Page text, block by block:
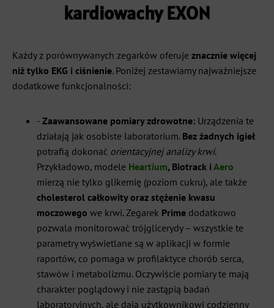
kardiowachy EXON
Każdy z porównywanych zegarków oferuje znacznie więcej
niż tylko EKG i ciśnienie. Poniżej zestawiamy najważniejsze
dodatkowe funkcjonalności:
- Zaawansowane pomiary zdrowotne: Urządzenia te
działają jak osobiste laboratorium. Bez żadnych igieł
potrafią dokonać orientacyjnej analizy krwi.
Przykładowo, modele Heartium, Biotrack i Aero
mierzą nie tylko glikemię (poziom cukru), ale także
cholesterol całkowity oraz stężenie kwasu
moczowego we krwi. Zegarek Prime dodatkowo
pozwala monitorować trójglicerydy – wszystkie te
parametry wyświetlane są w aplikacji w formie
raportów, co pomaga w profilaktyce chorób serca,
stawów i metabolizmu. Oczywiście pomiary te mają
charakter poglądowy i nie zastąpią badań
laboratoryjnych, ale dają użytkownikowi codzienny